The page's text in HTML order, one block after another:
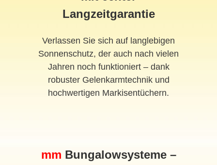
Langzeitgarantie
Verlassen Sie sich auf langlebigen
Sonnenschutz, der auch nach vielen
Jahren noch funktioniert – dank
robuster Gelenkarmtechnik und
hochwertigen Markisentüchern.
mm Bungalowsysteme –